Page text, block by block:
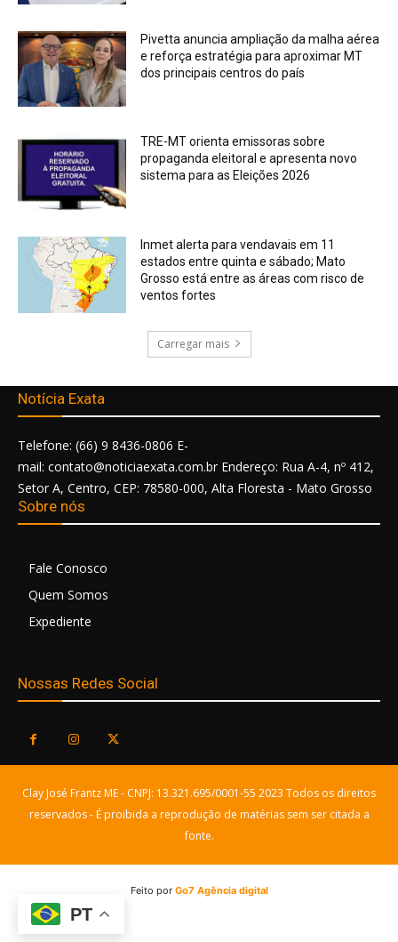
Pivetta anuncia ampliação da malha aérea
e reforça estratégia para aproximar MT
dos principais centros do país
TRE-MT orienta emissoras sobre
propaganda eleitoral e apresenta novo
sistema para as Eleições 2026
Inmet alerta para vendavais em 11
estados entre quinta e sábado; Mato
Grosso está entre as áreas com risco de
ventos fortes
Carregar mais
Notícia Exata
Telefone: (66) 9 8436-0806 E-
mail: contato@noticiaexata.com.br Endereço: Rua A-4, nº 412,
Setor A, Centro, CEP: 78580-000, Alta Floresta - Mato Grosso
Sobre nós
Fale Conosco
Quem Somos
Expediente
Nossas Redes Social
Clay José Frantz ME - CNPJ: 13.321.695/0001-55 2023 Todos os direitos
reservados - É proibida a reprodução de matérias sem ser citada a
fonte.
Feito porGo7 Agência digital
PT